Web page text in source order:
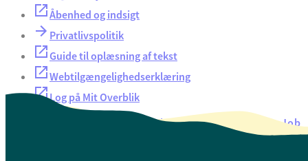
Åbenhed og indsigt
Privatlivspolitik
Guide til oplæsning af tekst
Webtilgængelighedserklæring
Log på Mit Overblik
Oversigt over selvbetjeningJob